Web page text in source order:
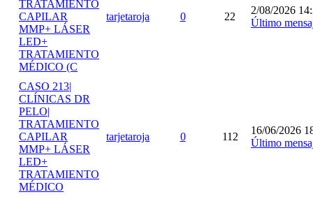
TRATAMIENTO
CAPILAR
MMP+ LÁSER
LED+
TRATAMIENTO
MÉDICO (C
tarjetaroja 0 22
2/08/2026
Último
CASO 213|
CLÍNICAS DR
PELO|
TRATAMIENTO
CAPILAR
MMP+ LÁSER
LED+
TRATAMIENTO
MÉDICO
tarjetaroja 0 112
16/06/2026
Último